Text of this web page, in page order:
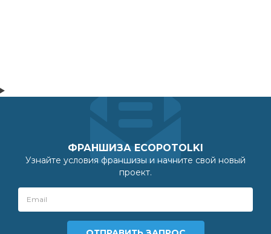
ФРАНШИЗА ECOPOTOLKI
Узнайте условия франшизы и начните свой новый
проект.